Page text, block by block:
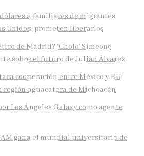
a familiares de migrantes
Unidos; prometen liberarlos
de Madrid? ‘Cholo’ Simeone
sobre el futuro de Julián Álvarez
cooperación entre México y EU
aguacatera de Michoacán
Los Ángeles Galaxy como agente
gana el mundial universitario de